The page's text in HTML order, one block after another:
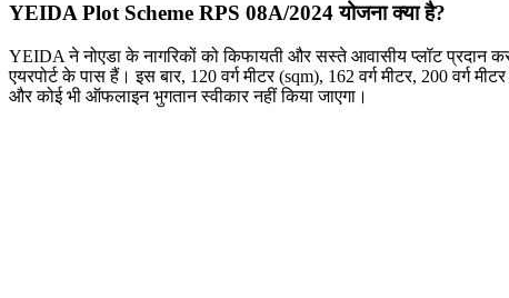
YEIDA Plot Scheme RPS 08A/2024 योजना क्या है?
YEIDA ने नोएडा के नागरिकों को किफायती और सस्ते आवासीय प्लॉट प्रदान
एयरपोर्ट के पास हैं। इस बार, 120 वर्ग मीटर (sqm), 162 वर्ग मीटर, 200
और कोई भी ऑफलाइन भुगतान स्वीकार नहीं किया जाएगा।